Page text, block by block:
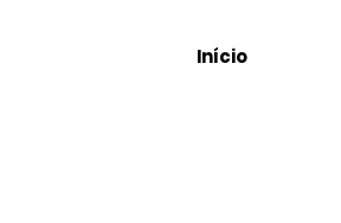
Início